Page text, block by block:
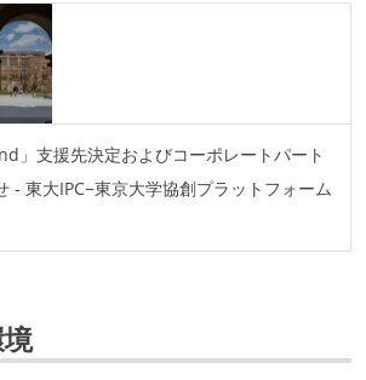
」支援先決定およびコーポレートパート
- 東大IPC−東京大学協創プラットフォーム